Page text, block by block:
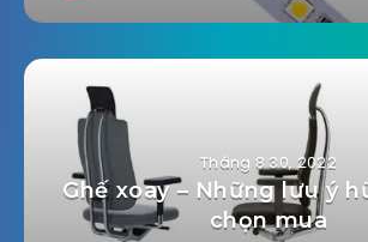
Tháng 8 30, 2022
Ghế xoay – Những lưu ý
chọn mua